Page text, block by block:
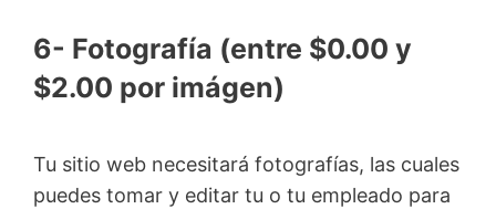
6- Fotografía (entre $0.00 y
$2.00 por imágen)
Tu sitio web necesitará fotografías, las cuales
puedes tomar y editar tu o tu empleado para